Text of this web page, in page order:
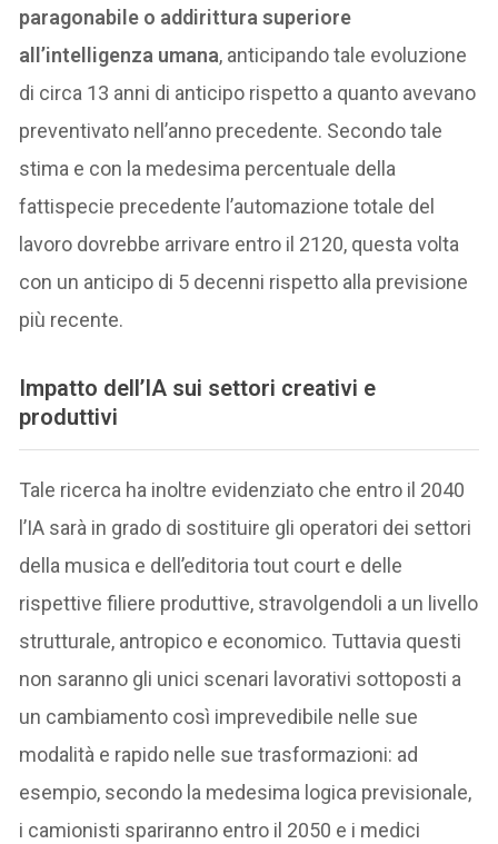
paragonabile o addirittura superiore
all’intelligenza umana, anticipando tale evoluzione
di circa 13 anni di anticipo rispetto a quanto avevano
preventivato nell’anno precedente. Secondo tale
stima e con la medesima percentuale della
fattispecie precedente l’automazione totale del
lavoro dovrebbe arrivare entro il 2120, questa volta
con un anticipo di 5 decenni rispetto alla previsione
più recente.
Impatto dell’IA sui settori creativi e
produttivi
Tale ricerca ha inoltre evidenziato che entro il 2040
l’IA sarà in grado di sostituire gli operatori dei settori
della musica e dell’editoria tout court e delle
rispettive filiere produttive, stravolgendoli a un livello
strutturale, antropico e economico. Tuttavia questi
non saranno gli unici scenari lavorativi sottoposti a
un cambiamento così imprevedibile nelle sue
modalità e rapido nelle sue trasformazioni: ad
esempio, secondo la medesima logica previsionale,
i camionisti spariranno entro il 2050 e i medici